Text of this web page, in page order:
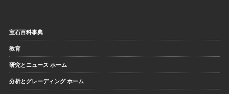
宝石百科事典
教育
研究とニュース ホーム
分析とグレーディング ホーム